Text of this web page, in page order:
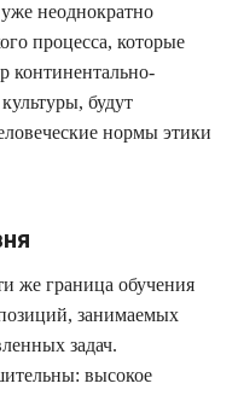
неоднократно
процесса, которые
континентально-
будут
нормы этики
же граница обучения
занимаемых
задач.
высокое